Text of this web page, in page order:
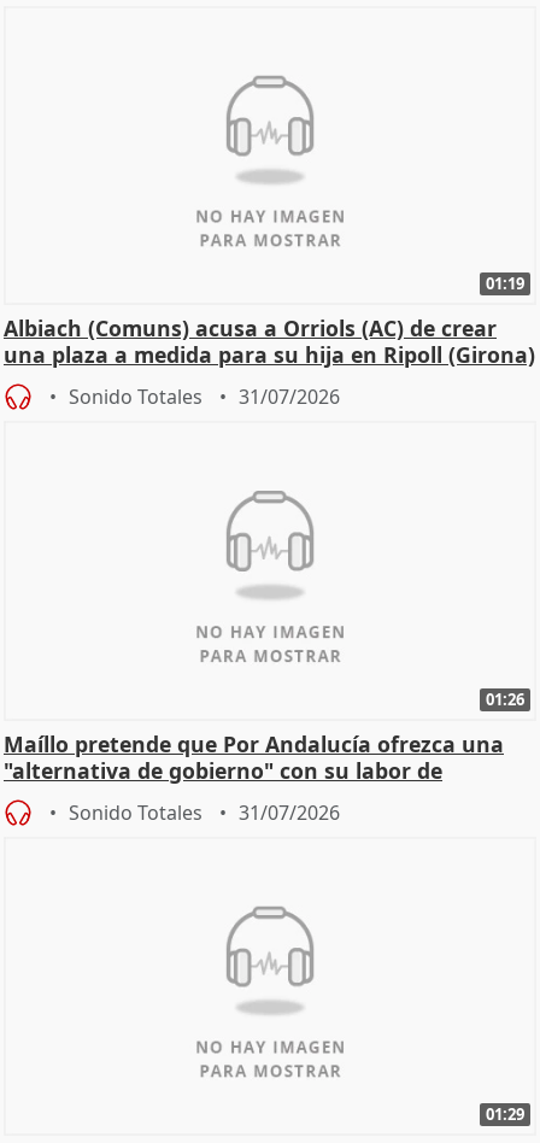
01:19
Albiach (Comuns) acusa a Orriols (AC) de crear
una plaza a medida para su hija en Ripoll (Girona)
Sonido Totales 31/07/2026
01:26
Maíllo pretende que Por Andalucía ofrezca una
"alternativa de gobierno" con su labor de
oposición
Sonido Totales 31/07/2026
01:29